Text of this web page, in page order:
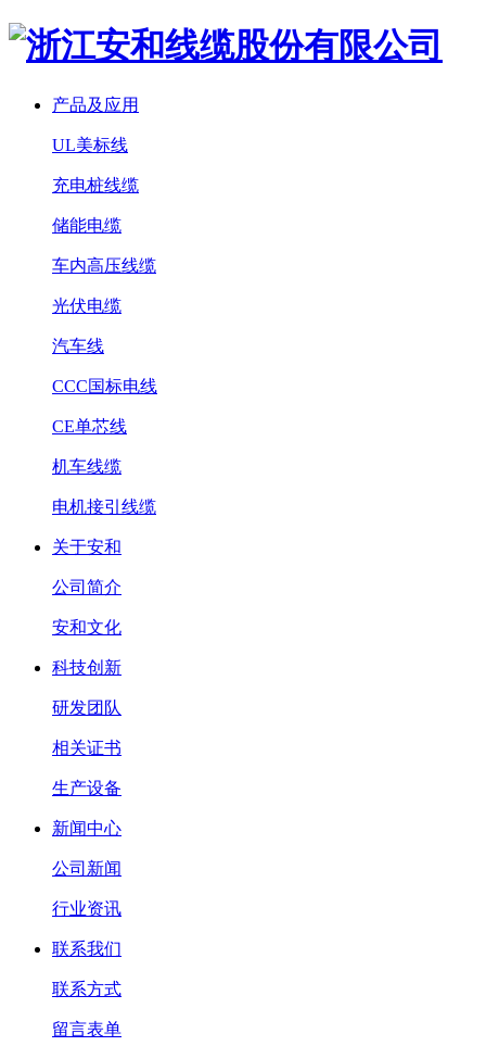
产品及应用
UL美标线
充电桩线缆
储能电缆
车内高压线缆
光伏电缆
汽车线
CCC国标电线
CE单芯线
机车线缆
电机接引线缆
关于安和
公司简介
安和文化
科技创新
研发团队
相关证书
生产设备
新闻中心
公司新闻
行业资讯
联系我们
联系方式
留言表单